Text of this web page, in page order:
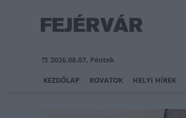
2026.08.07, Péntek
KEZDŐLAP ROVATOK HELYI HÍREK